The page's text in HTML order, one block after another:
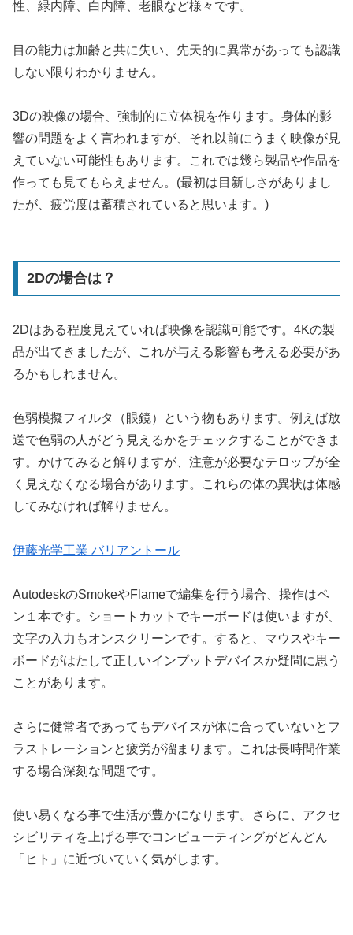
性、緑内障、白内障、老眼など様々です。
目の能力は加齢と共に失い、先天的に異常があっても認識
しない限りわかりません。
3Dの映像の場合、強制的に立体視を作ります。身体的影
響の問題をよく言われますが、それ以前にうまく映像が見
えていない可能性もあります。これでは幾ら製品や作品を
作っても見てもらえません。(最初は目新しさがありまし
たが、疲労度は蓄積されていると思います。)
2Dの場合は？
2Dはある程度見えていれば映像を認識可能です。4Kの製
品が出てきましたが、これが与える影響も考える必要があ
るかもしれません。
色弱模擬フィルタ（眼鏡）という物もあります。例えば放
送で色弱の人がどう見えるかをチェックすることができま
す。かけてみると解りますが、注意が必要なテロップが全
く見えなくなる場合があります。これらの体の異状は体感
してみなければ解りません。
伊藤光学工業 バリアントール
AutodeskのSmokeやFlameで編集を行う場合、操作はペ
ン１本です。ショートカットでキーボードは使いますが、
文字の入力もオンスクリーンです。すると、マウスやキー
ボードがはたして正しいインプットデバイスか疑問に思う
ことがあります。
さらに健常者であってもデバイスが体に合っていないとフ
ラストレーションと疲労が溜まります。これは長時間作業
する場合深刻な問題です。
使い易くなる事で生活が豊かになります。さらに、アクセ
シビリティを上げる事でコンピューティングがどんどん
「ヒト」に近づいていく気がします。